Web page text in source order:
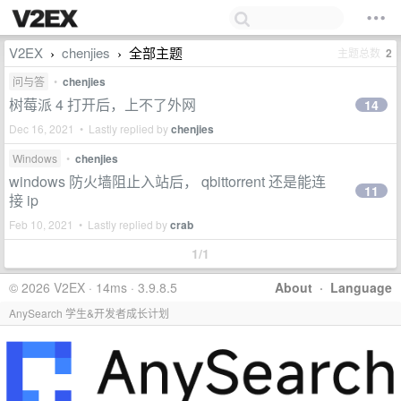
V2EX › chenjies › 全部主题 主题总数 2
问与答 • chenjies
树莓派 4 打开后，上不了外网
Dec 16, 2021 • Lastly replied bychenjies
14
Windows • chenjies
windows 防火墙阻止入站后， qbittorrent 还是能连
接 ip
Feb 10, 2021 • Lastly replied bycrab
11
1/1
About · Language
© 2026 V2EX · 14ms · 3.9.8.5
AnySearch 学生&开发者成长计划